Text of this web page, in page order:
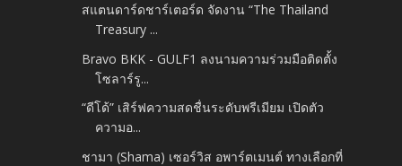
สแตนดาร์ดชาร์เตอร์ด จัดงาน “The Thailand
Treasury ...
Bravo BKK -​ GULF1 ลงนามความร่วมมือติดตั้ง
โซลาร์รู...
“ดีโด้” เสิร์ฟความสดชื่นระดับพรีเมียม เปิดตัว
ความอ...
ชามา (Shama) เซอร์วิส อพาร์ตเมนต์​ ทางเลือกที่